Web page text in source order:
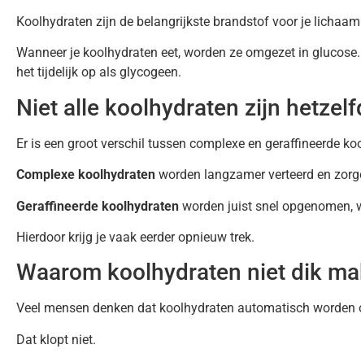
Koolhydraten zijn de belangrijkste brandstof voor je
Wanneer je koolhydraten eet, worden ze omgezet in
het tijdelijk op als glycogeen.
Niet alle koolhydraten zijn
Er is een groot verschil tussen complexe en geraffineerde
Complexe koolhydraten worden langzamer verteerd en
Geraffineerde koolhydraten worden juist snel opgenomen,
Hierdoor krijg je vaak eerder opnieuw trek.
Waarom koolhydraten niet dik
Veel mensen denken dat koolhydraten automatisch worden
Dat klopt niet.